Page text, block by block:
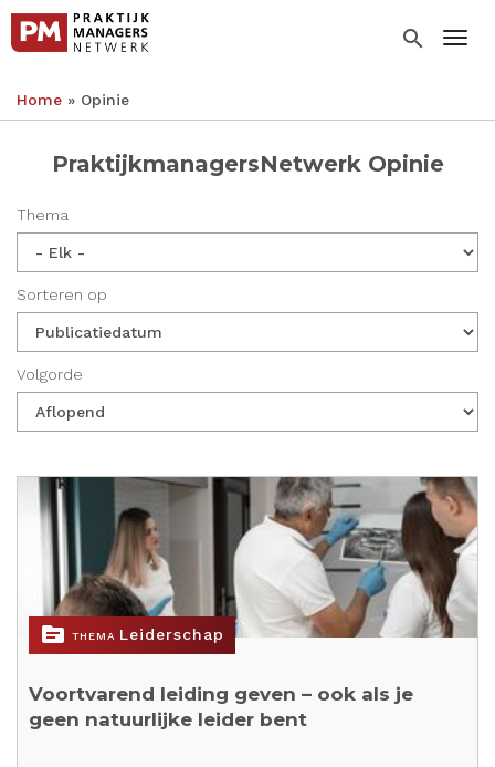
Overslaan
naar
inhoud
search
Kruimelpad
Home Opinie
PraktijkmanagersNetwerk Opinie
Thema
Sorteren op
Volgorde
topic THEMA Leiderschap
Voortvarend leiding geven – ook als je
geen natuurlijke leider bent